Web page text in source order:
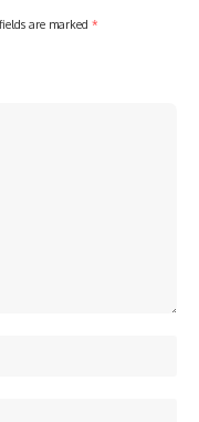
are marked *